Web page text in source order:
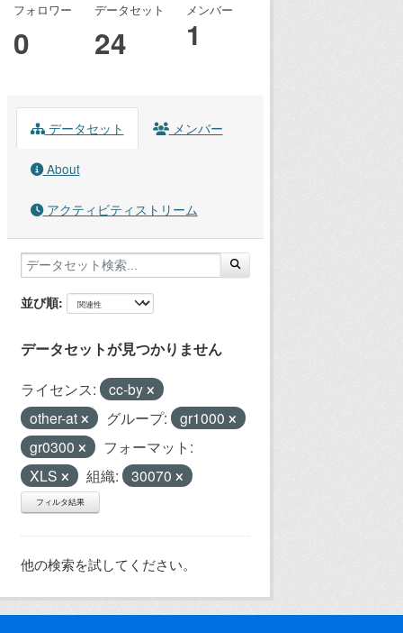
フォロワー
0
データセット
24
メンバー
1
データセット メンバー
About
アクティビティストリーム
並び順
データセットが見つかりません
ライセンス:
cc-by
other-at
グループ:
gr1000
gr0300
フォーマット:
XLS
組織: 30070
フィルタ結果
他の検索を試してください。